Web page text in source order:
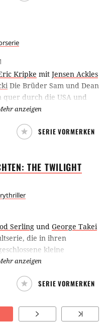
an ihrem eigentlich
wird. Alle
Rathaus …
Kripke mit Jensen Ackles
Die Brüder Sam und Dean
quer durch die USA und
Welt, beherrscht
und Dämonen. Die
jede übernatürliche
in den Weg stellt, um die
anzeigen
SERIE VORMERKEN
THE TWILIGHT
Serling und George Takei
die in ihren
kleine
die das gesamte
abdecken, von
Fantasy. Ein
ist aber immer mit
selten düster und
jedoch auch sehr
anzeigen
SERIE VORMERKEN